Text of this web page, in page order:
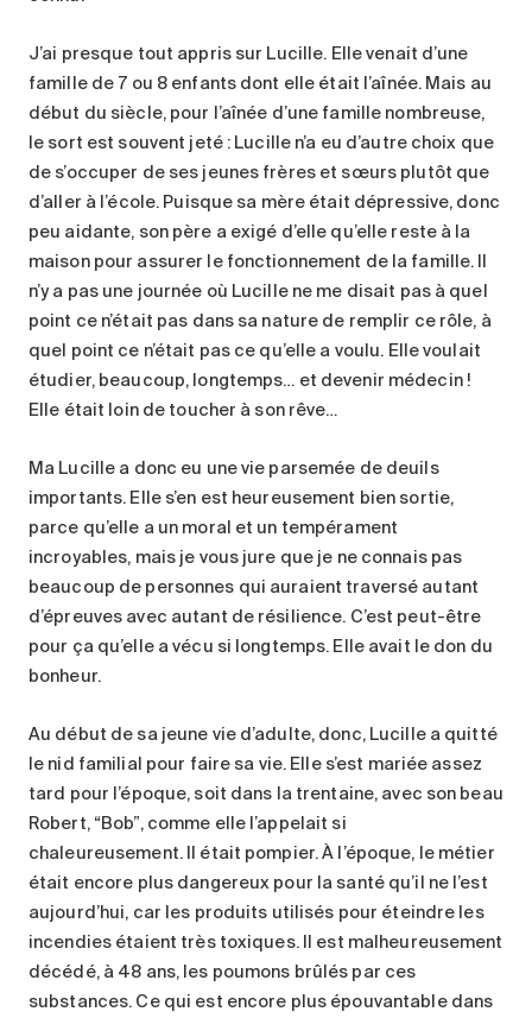
J’ai presque tout appris sur Lucille. Elle venait d’une
famille de 7 ou 8 enfants dont elle était l’aînée. Mais au
début du siècle, pour l’aînée d’une famille nombreuse,
le sort est souvent jeté : Lucille n’a eu d’autre choix que
de s’occuper de ses jeunes frères et sœurs plutôt que
d’aller à l’école. Puisque sa mère était dépressive, donc
peu aidante, son père a exigé d’elle qu’elle reste à la
maison pour assurer le fonctionnement de la famille. Il
n’y a pas une journée où Lucille ne me disait pas à quel
point ce n’était pas dans sa nature de remplir ce rôle, à
quel point ce n’était pas ce qu’elle a voulu. Elle voulait
étudier, beaucoup, longtemps… et devenir médecin !
Elle était loin de toucher à son rêve…
Ma Lucille a donc eu une vie parsemée de deuils
importants. Elle s’en est heureusement bien sortie,
parce qu’elle a un moral et un tempérament
incroyables, mais je vous jure que je ne connais pas
beaucoup de personnes qui auraient traversé autant
d’épreuves avec autant de résilience. C’est peut-être
pour ça qu’elle a vécu si longtemps. Elle avait le don du
bonheur.
Au début de sa jeune vie d’adulte, donc, Lucille a quitté
le nid familial pour faire sa vie. Elle s’est mariée assez
tard pour l’époque, soit dans la trentaine, avec son beau
Robert, “Bob”, comme elle l’appelait si
chaleureusement. Il était pompier. À l’époque, le métier
était encore plus dangereux pour la santé qu’il ne l’est
aujourd’hui, car les produits utilisés pour éteindre les
incendies étaient très toxiques. Il est malheureusement
décédé, à 48 ans, les poumons brûlés par ces
substances. Ce qui est encore plus épouvantable dans